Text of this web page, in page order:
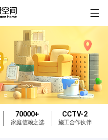
70000+
家庭信赖之选
CCTV-2
施工合作伙伴